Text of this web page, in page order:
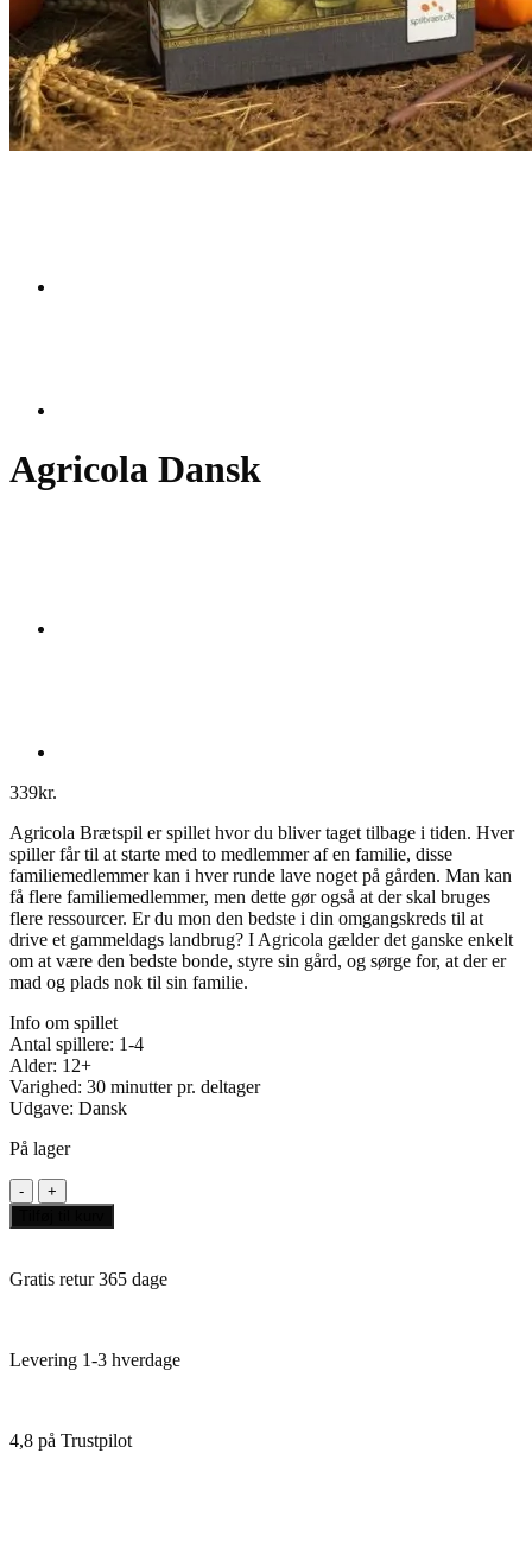
Agricola Dansk
339kr.
Agricola Brætspil er spillet hvor du bliver taget tilbage i tiden. Hver
spiller får til at starte med to medlemmer af en familie, disse
familiemedlemmer kan i hver runde lave noget på gården. Man kan
få flere familiemedlemmer, men dette gør også at der skal bruges
flere ressourcer. Er du mon den bedste i din omgangskreds til at
drive et gammeldags landbrug? I Agricola gælder det ganske enkelt
om at være den bedste bonde, styre sin gård, og sørge for, at der er
mad og plads nok til sin familie.
Info om spillet
Antal spillere: 1-4
Alder: 12+
Varighed: 30 minutter pr. deltager
Udgave: Dansk
På lager
Agricola
Dansk
antal
Gratis retur 365 dage
Levering 1-3 hverdage
4,8 på Trustpilot